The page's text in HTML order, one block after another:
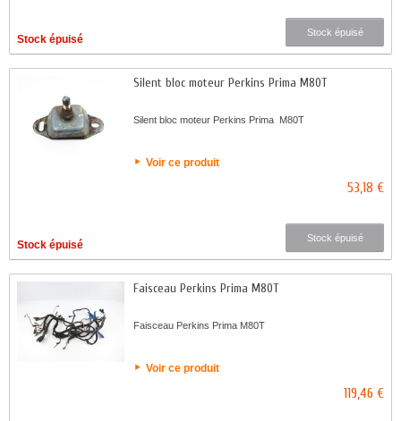
Stock épuisé
Stock épuisé
Silent bloc moteur Perkins Prima M80T
Silent bloc moteur Perkins Prima M80T
Voir ce produit
53,18 €
Stock épuisé
Stock épuisé
Faisceau Perkins Prima M80T
Faisceau Perkins Prima M80T
Voir ce produit
119,46 €